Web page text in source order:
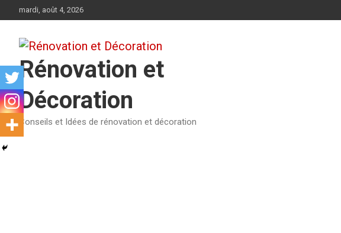
au
mardi, août 4, 2026
Rénovation et
Décoration
Conseils et Idées de rénovation et décoration